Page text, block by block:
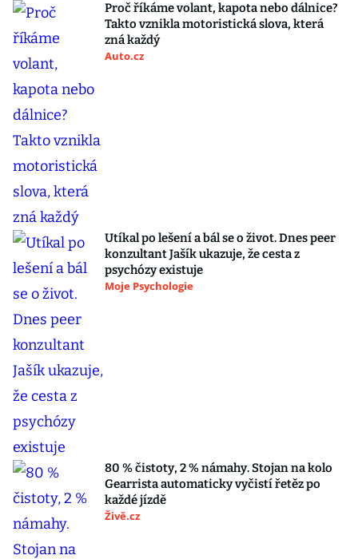
Proč říkáme volant, kapota nebo dálnice?
Takto vznikla motoristická slova, která
zná každý
Auto.cz
Utíkal po lešení a bál se o život. Dnes peer
konzultant Jašík ukazuje, že cesta z
psychózy existuje
Moje Psychologie
80 % čistoty, 2 % námahy. Stojan na kolo
Gearrista automaticky vyčistí řetěz po
každé jízdě
Živě.cz